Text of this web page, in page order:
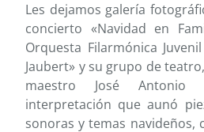
Les dejamos galería
concierto «Navidad en
Orquesta Filarmónica
Jaubert» y su grupo de
maestro José
interpretación que aunó
sonoras y temas navideños,